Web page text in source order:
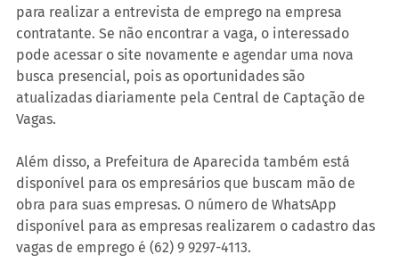
para realizar a entrevista de emprego na empresa
contratante. Se não encontrar a vaga, o interessado
pode acessar o site novamente e agendar uma nova
busca presencial, pois as oportunidades são
atualizadas diariamente pela Central de Captação de
Vagas.
Além disso, a Prefeitura de Aparecida também está
disponível para os empresários que buscam mão de
obra para suas empresas. O número de WhatsApp
disponível para as empresas realizarem o cadastro das
vagas de emprego é (62) 9 9297-4113.